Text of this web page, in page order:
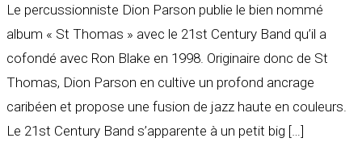
Le percussionniste Dion Parson publie le bien nommé
album « St Thomas » avec le 21st Century Band qu’il a
cofondé avec Ron Blake en 1998. Originaire donc de St
Thomas, Dion Parson en cultive un profond ancrage
caribéen et propose une fusion de jazz haute en couleurs.
Le 21st Century Band s’apparente à un petit big […]